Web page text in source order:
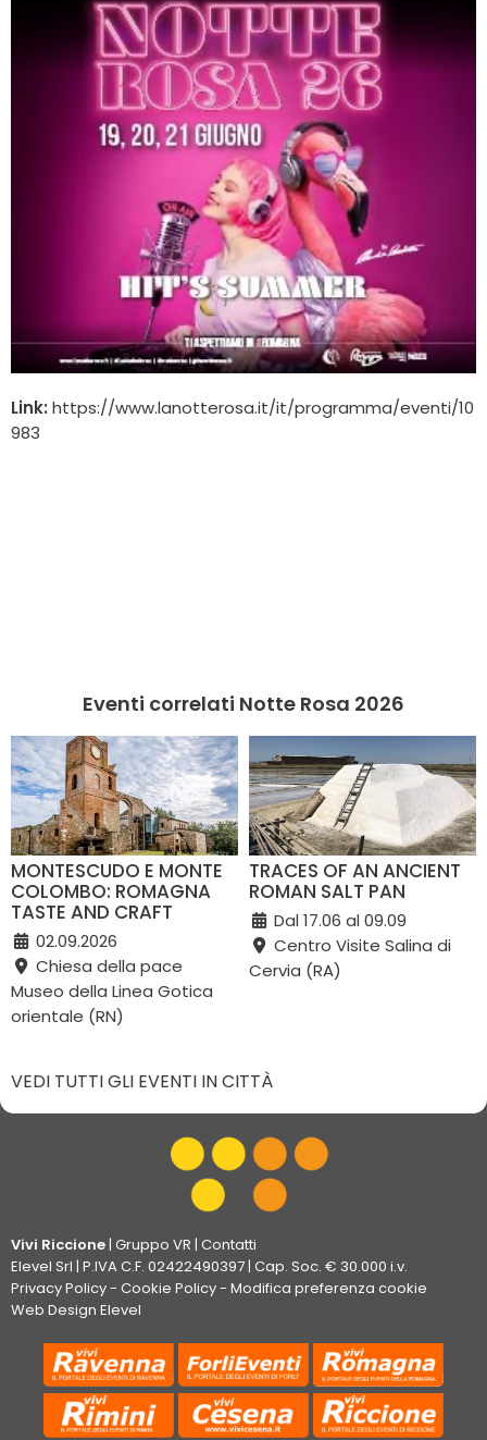
Link: https://www.lanotterosa.it/it/programma/eventi/10
983
Eventi correlati Notte Rosa 2026
MONTESCUDO E MONTE
COLOMBO: ROMAGNA
TASTE AND CRAFT
02.09.2026
Chiesa della pace
Museo della Linea Gotica
orientale (RN)
TRACES OF AN ANCIENT
ROMAN SALT PAN
Dal 17.06 al 09.09
Centro Visite Salina di
Cervia (RA)
VEDI TUTTI GLI EVENTI IN CITTÀ
Vivi Riccione| Gruppo VR | Contatti
Elevel Srl | P.IVA C.F. 02422490397 | Cap. Soc. € 30.000 i.v.
Privacy Policy- Cookie Policy- Modifica preferenza cookie
Web Design Elevel